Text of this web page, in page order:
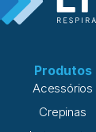
Produtos
Acessórios
Crepinas